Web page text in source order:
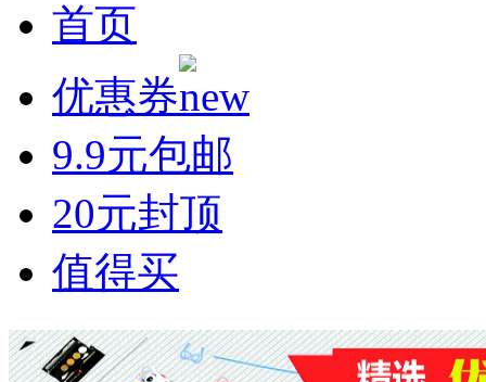
首页
优惠券
9.9元包邮
20元封顶
值得买